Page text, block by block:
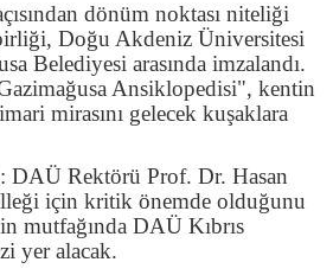
dönüm noktası niteliği
Doğu Akdeniz Üniversitesi
Belediyesi arasında imzalandı.
Ansiklopedisi", kentin
mirasını gelecek kuşaklara
: DAÜ Rektörü Prof. Dr. Hasan
için kritik önemde olduğunu
mutfağında DAÜ Kıbrıs
yer alacak.